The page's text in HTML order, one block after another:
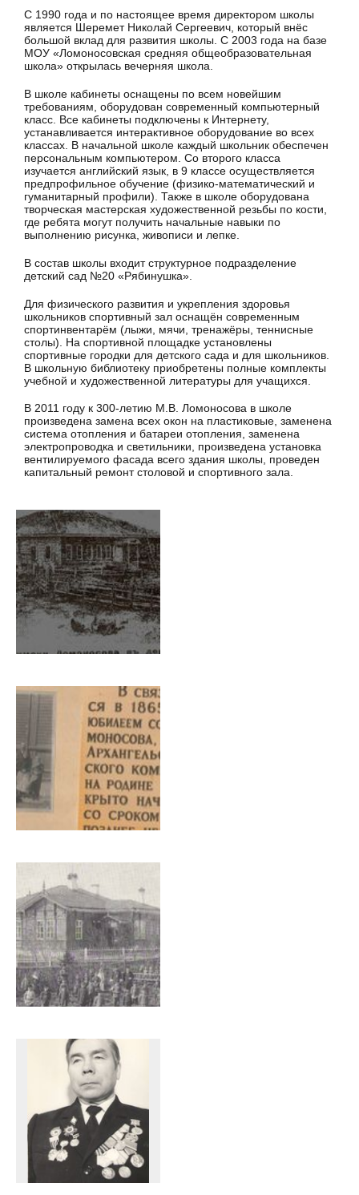
С 1990 года и по настоящее время директором школы
является Шеремет Николай Сергеевич, который внёс
большой вклад для развития школы. С 2003 года на базе
МОУ «Ломоносовская средняя общеобразовательная
школа» открылась вечерняя школа.
В школе кабинеты оснащены по всем новейшим
требованиям, оборудован современный компьютерный
класс. Все кабинеты подключены к Интернету,
устанавливается интерактивное оборудование во всех
классах. В начальной школе каждый школьник обеспечен
персональным компьютером. Со второго класса
изучается английский язык, в 9 классе осуществляется
предпрофильное обучение (физико-математический и
гуманитарный профили). Также в школе оборудована
творческая мастерская художественной резьбы по кости,
где ребята могут получить начальные навыки по
выполнению рисунка, живописи и лепке.
В состав школы входит структурное подразделение
детский сад №20 «Рябинушка».
Для физического развития и укрепления здоровья
школьников спортивный зал оснащён современным
спортинвентарём (лыжи, мячи, тренажёры, теннисные
столы). На спортивной площадке установлены
спортивные городки для детского сада и для школьников.
В школьную библиотеку приобретены полные комплекты
учебной и художественной литературы для учащихся.
В 2011 году к 300-летию М.В. Ломоносова в школе
произведена замена всех окон на пластиковые, заменена
система отопления и батареи отопления, заменена
электропроводка и светильники, произведена установка
вентилируемого фасада всего здания школы, проведен
капитальный ремонт столовой и спортивного зала.